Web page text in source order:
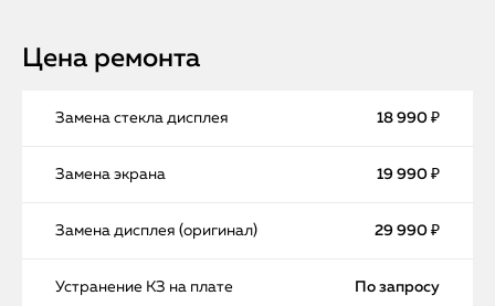
Цена ремонта
Замена стекла дисплея 18 990 ₽
Замена экрана 19 990 ₽
Замена дисплея (оригинал) 29 990 ₽
Устранение КЗ на плате По запросу